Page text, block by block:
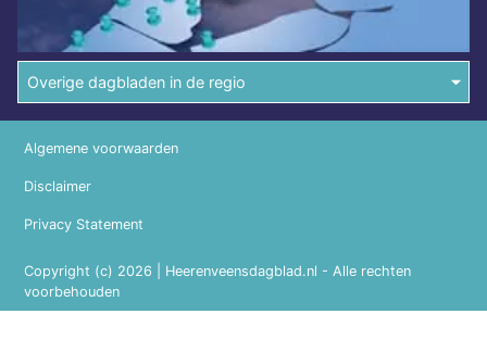
Overige dagbladen in de regio
Copyright (c) 2026 | Heerenveensdagblad.nl - Alle rechten
voorbehouden
Algemene voorwaarden
Disclaimer
Privacy Statement